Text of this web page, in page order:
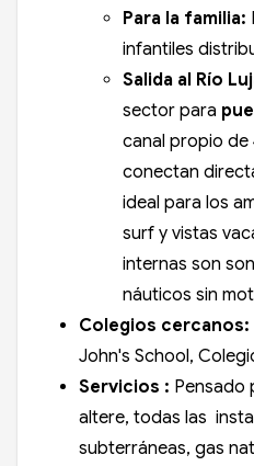
Para la familia:
infantiles
Salida al Río
sector para
canal propio de
conectan
ideal para los
surf y vistas
internas son
náuticos sin
Colegios cercanos:
John's School,
Servicios : Pensado
altere, todas las
subterráneas, gas